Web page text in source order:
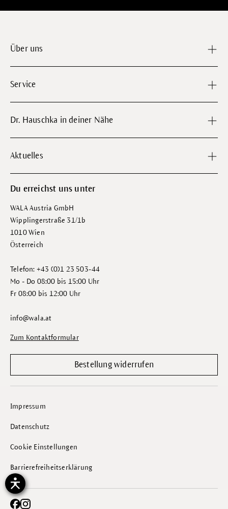
Über uns
Service
Dr. Hauschka in deiner Nähe
Aktuelles
Du erreichst uns unter
WALA Austria GmbH
Wipplingerstraße 31/1b
1010 Wien
Österreich
Telefon: +43 (0)1 23 503-44
Mo - Do 08:00 bis 15:00 Uhr
Fr 08:00 bis 12:00 Uhr
info@wala.at
Zum Kontaktformular
Bestellung widerrufen
Impressum
Datenschutz
Cookie Einstellungen
Barrierefreiheitserklärung